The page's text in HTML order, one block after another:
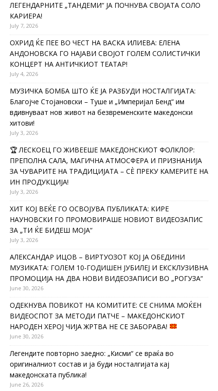
ЛЕГЕНДАРНИТЕ „ТАНДЕМИ“ ЈА ПОЧНУВА СВОЈАТА СОЛО
КАРИЕРА!
July 7, 2026
ОХРИД ЌЕ ПЕЕ ВО ЧЕСТ НА ВАСКА ИЛИЕВА: ЕЛЕНА
АНДОНОВСКА ГО НАЈАВИ СВОЈОТ ГОЛЕМ СОЛИСТИЧКИ
КОНЦЕРТ НА АНТИЧКИОТ ТЕАТАР!
July 4, 2026
МУЗИЧКА БОМБА ШТО ЌЕ ЈА РАЗБУДИ НОСТАЛГИЈАТА:
Благојче Стојановски – Туше и „Империјал Бенд“ им
вдивнуваат нов живот на безвременските македонски
хитови!
July 3, 2026
🏆 ЛЕСКОЕЦ ГО ЖИВЕЕШЕ МАКЕДОНСКИОТ ФОЛКЛОР:
ПРЕПОЛНА САЛА, МАГИЧНА АТМОСФЕРА И ПРИЗНАНИЈА
ЗА ЧУВАРИТЕ НА ТРАДИЦИЈАТА – СÈ ПРЕКУ КАМЕРИТЕ НА
ИН ПРОДУКЦИЈА!
July 3, 2026
ХИТ КОЈ ВЕЌЕ ГО ОСВОЈУВА ПУБЛИКАТА: КИРЕ
НАУНОВСКИ ГО ПРОМОВИРАШЕ НОВИОТ ВИДЕОЗАПИС
ЗА „ТИ ЌЕ БИДЕШ МОЈА“
July 3, 2026
АЛЕКСАНДАР ИЦОВ – ВИРТУОЗОТ КОЈ ЈА ОБЕДИНИ
МУЗИКАТА: ГОЛЕМ 10-ГОДИШЕН ЈУБИЛЕЈ И ЕКСКЛУЗИВНА
ПРОМОЦИЈА НА ДВА НОВИ ВИДЕОЗАПИСИ ВО „РОГУЗА“
June 30, 2026
ОДЕКНУВА ПОВИКОТ НА КОМИТИТЕ: СЕ СНИМА МОЌЕН
ВИДЕОСПОТ ЗА МЕТОДИ ПАТЧЕ – МАКЕДОНСКИОТ
НАРОДЕН ХЕРОЈ ЧИЈА ЖРТВА НЕ СЕ ЗАБОРАВА!
June 30, 2026
Легендите повторно заедно: „Кисми“ се враќа во
оригиналниот состав и ја буди носталгијата кај
македонската публика!
June 26, 2026